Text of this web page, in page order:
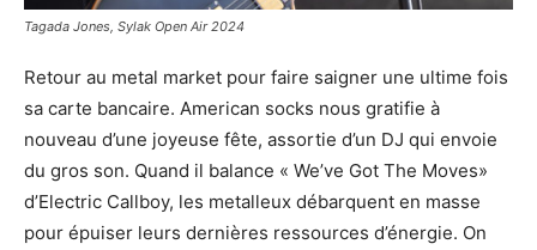
Tagada Jones, Sylak Open Air 2024
Retour au metal market pour faire saigner une ultime fois
sa carte bancaire. American socks nous gratifie à
nouveau d’une joyeuse fête, assortie d’un DJ qui envoie
du gros son. Quand il balance « We’ve Got The Moves»
d’Electric Callboy, les metalleux débarquent en masse
pour épuiser leurs dernières ressources d’énergie. On